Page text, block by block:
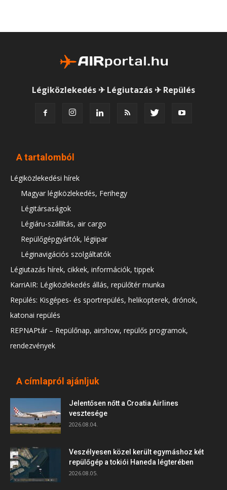
Légiközlekedés ✈ Légiutazás ✈ Repülés
A tartalomból
Légiközlekedési hírek
Magyar légiközlekedés, Ferihegy
Légitársaságok
Légiáru-szállítás, air cargo
Repülőgépgyártók, légiipar
Léginavigációs szolgáltatók
Légiutazás hírek, cikkek, információk, tippek
KarriAIR: Légiközlekedés állás, repülőtér munka
Repülés: Kisgépes- és sportrepülés, helikopterek, drónok,
katonai repülés
REPNAPtár – Repülőnap, airshow, repülős programok,
rendezvények
A címlapról ajánljuk
Jelentősen nőtt a Croatia Airlines
vesztesége
2026.08.04.
Veszélyesen közel került egymáshoz két
repülőgép a tokiói Haneda légterében
2026.08.05.